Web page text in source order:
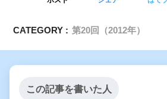
CATEGORY : 第20回（2012年）
この記事を書いた人